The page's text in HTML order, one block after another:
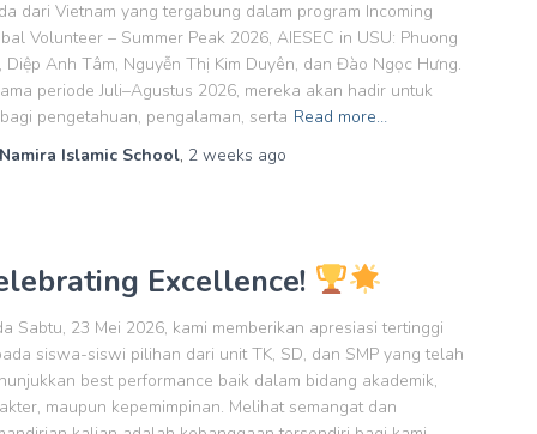
dari Vietnam yang tergabung dalam program Incoming
Volunteer – Summer Peak 2026, AIESEC in USU: Phuong
Diệp Anh Tâm, Nguyễn Thị Kim Duyên, dan Đào Ngọc Hưng.
periode Juli–Agustus 2026, mereka akan hadir untuk
pengetahuan, pengalaman, serta Read more…
Namira Islamic School, 2 weeks ago
Excellence!
Sabtu, 23 Mei 2026, kami memberikan apresiasi tertinggi
siswa-siswi pilihan dari unit TK, SD, dan SMP yang telah
best performance baik dalam bidang akademik,
maupun kepemimpinan. Melihat semangat dan